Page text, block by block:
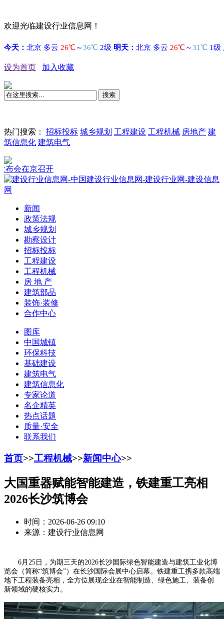
欢迎光临建设行业信息网！
设为首页 加入收藏
搜索
热门搜索： 招标投标 城乡规划 工程建设 工程机械 房地产 建
筑信息化 建筑电气
京召开
新闻
政策法规
城乡规划
勘察设计
招标投标
工程建设
工程机械
房 地 产
建筑部品
装饰·装修
合作中心
图库
中国城镇
环保科技
基础建设
建筑电气
建筑信息化
专家论道
名企精英
热点话题
质量·安全
联系我们
首页>>工程机械>>新闻中心>>
大国重器赋能智能建造，铁建重工亮相
2026长沙筑博会
时间：2026-06-26 09:10
来源：建设行业信息网
6月25日，为期三天的2026长沙国际绿色智能建造与建筑工业化博
览会（简称“筑博会”）在长沙国际会展中心启幕。铁建重工携多款高端
地下工程装备亮相，全方位展现企业在智能制造、绿色施工、装备创
新领域的硬核实力。